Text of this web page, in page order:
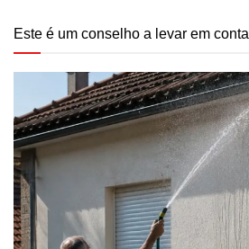
Este é um conselho a levar em conta